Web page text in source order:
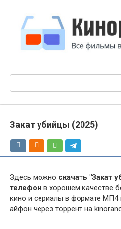
контенту
Закат убийцы (2025)
Здесь можно скачать "Закат
телефон в хорошем качестве
кино и сериалы в формате МП4
айфон через торрент на